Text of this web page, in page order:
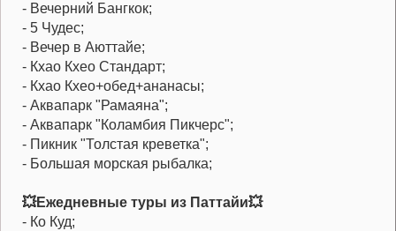
- Вечерний Бангкок;
- 5 Чудес;
- Вечер в Аюттайе;
- Кхао Кхео Стандарт;
- Кхао Кхео+обед+ананасы;
- Аквапарк "Рамаяна";
- Аквапарк "Коламбия Пикчерс";
- Пикник "Толстая креветка";
- Большая морская рыбалка;
💥Ежедневные туры из Паттайи💥
- Ко Куд;